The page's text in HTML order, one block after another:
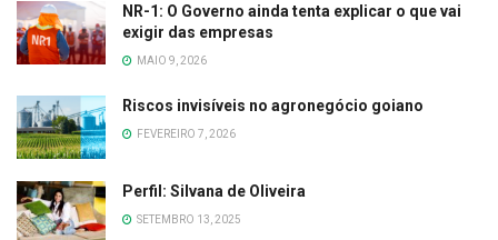
NR-1: O Governo ainda tenta explicar o que vai
exigir das empresas
MAIO 9, 2026
Riscos invisíveis no agronegócio goiano
FEVEREIRO 7, 2026
Perfil: Silvana de Oliveira
SETEMBRO 13, 2025